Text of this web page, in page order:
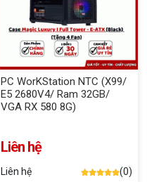
PC WorKStation NTC (X99/
E5 2680V4/ Ram 32GB/
VGA RX 580 8G)
Liên hệ
Liên hệ (0)